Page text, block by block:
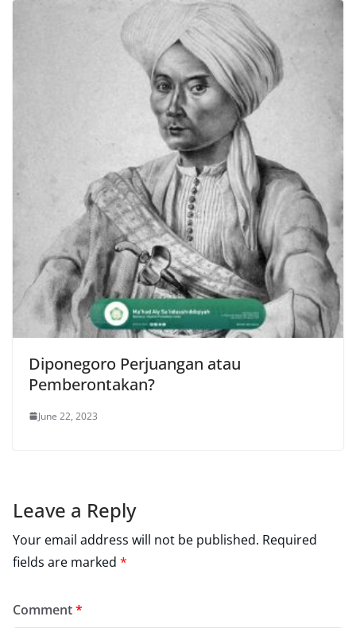
Diponegoro Perjuangan atau
Pemberontakan?
June 22, 2023
Leave a Reply
Your email address will not be published. Required
fields are marked *
Comment*